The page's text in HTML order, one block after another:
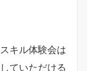
キル体験会は
ていただける